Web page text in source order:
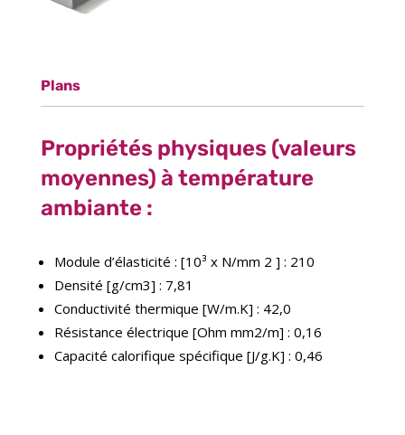
Plans
Propriétés physiques (valeurs
moyennes) à température
ambiante :
Module d’élasticité : [10³ x N/mm 2 ] : 210
Densité [g/cm3] : 7,81
Conductivité thermique [W/m.K] : 42,0
Résistance électrique [Ohm mm2/m] : 0,16
Capacité calorifique spécifique [J/g.K] : 0,46